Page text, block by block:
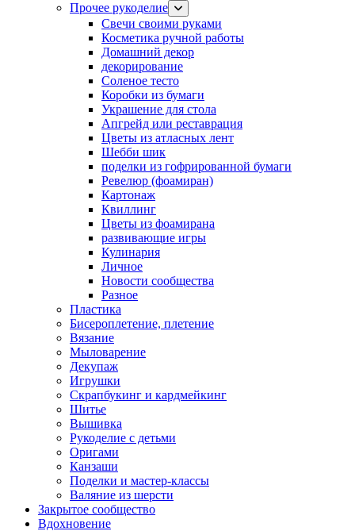
Прочее рукоделие
Свечи своими руками
Косметика ручной работы
Домашний декор
декорирование
Соленое тесто
Коробки из бумаги
Украшение для стола
Апгрейд или реставрация
Цветы из атласных лент
Шебби шик
поделки из гофрированной бумаги
Ревелюр (фоамиран)
Картонаж
Квиллинг
Цветы из фоамирана
развивающие игры
Кулинария
Личное
Новости сообщества
Разное
Пластика
Бисероплетение, плетение
Вязание
Мыловарение
Декупаж
Игрушки
Скрапбукинг и кардмейкинг
Шитье
Вышивка
Рукоделие с детьми
Оригами
Канзаши
Поделки и мастер-классы
Валяние из шерсти
Закрытое сообщество
Вдохновение